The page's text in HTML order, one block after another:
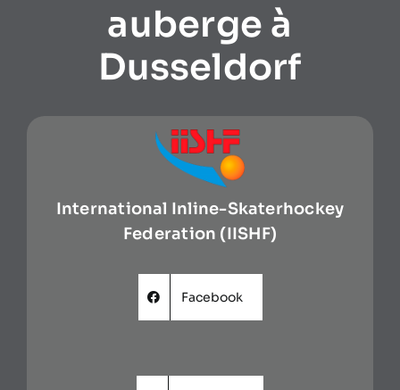
auberge à
Dusseldorf
International Inline-Skaterhockey
Federation (IISHF)
Facebook